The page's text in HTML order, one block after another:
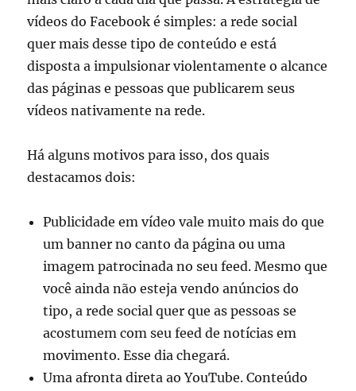
vídeos do Facebook é simples: a rede social
quer mais desse tipo de conteúdo e está
disposta a impulsionar violentamente o alcance
das páginas e pessoas que publicarem seus
vídeos nativamente na rede.
Há alguns motivos para isso, dos quais
destacamos dois:
Publicidade em vídeo vale muito mais do que
um banner no canto da página ou uma
imagem patrocinada no seu feed. Mesmo que
você ainda não esteja vendo anúncios do
tipo, a rede social quer que as pessoas se
acostumem com seu feed de notícias em
movimento. Esse dia chegará.
Uma afronta direta ao YouTube. Conteúdo